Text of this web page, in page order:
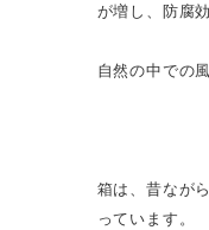
が増し、防腐
自然の中での
箱は、昔なが
っています。